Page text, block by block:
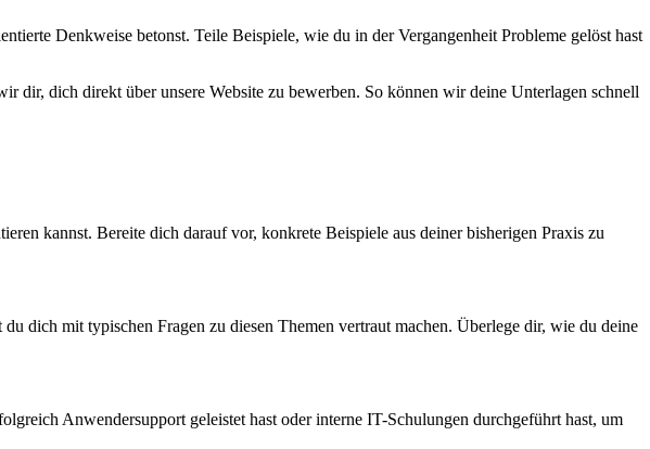
Denkweise betonst. Teile Beispiele, wie du in der Vergangenheit Probleme gelöst hast
dir, dich direkt über unsere Website zu bewerben. So können wir deine Unterlagen schnell
kannst. Bereite dich darauf vor, konkrete Beispiele aus deiner bisherigen Praxis zu
dich mit typischen Fragen zu diesen Themen vertraut machen. Überlege dir, wie du deine
Anwendersupport geleistet hast oder interne IT-Schulungen durchgeführt hast, um